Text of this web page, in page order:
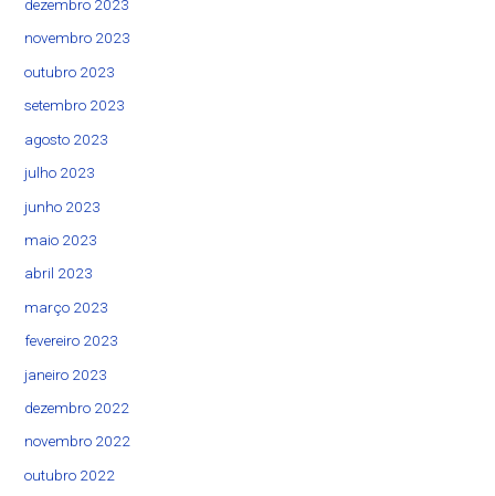
dezembro 2023
novembro 2023
outubro 2023
setembro 2023
agosto 2023
julho 2023
junho 2023
maio 2023
abril 2023
março 2023
fevereiro 2023
janeiro 2023
dezembro 2022
novembro 2022
outubro 2022